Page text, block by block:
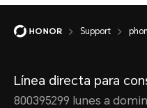
Support
Línea directa para
800395299 lunes a